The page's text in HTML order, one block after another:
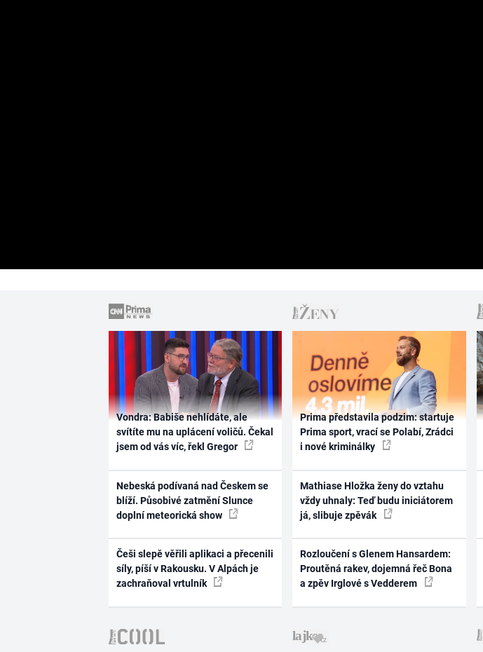
Vondra: Babiše nehlídáte, ale
svítíte mu na uplácení voličů. Čekal
jsem od vás víc, řekl Gregor
Nebeská podívaná nad Českem se
blíží. Působivé zatmění Slunce
doplní meteorická show
Češi slepě věřili aplikaci a přecenili
síly, píší v Rakousku. V Alpách je
zachraňoval vrtulník
Prima představila podzim: startuje
Prima sport, vrací se Polabí, Zrádci
i nové kriminálky
Mathiase Hložka ženy do vztahu
vždy uhnaly: Teď budu iniciátorem
já, slibuje zpěvák
Rozloučení s Glenem Hansardem:
Proutěná rakev, dojemná řeč Bona
a zpěv Irglové s Vedderem